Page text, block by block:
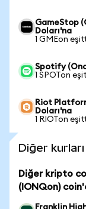
GameStop
Doları'na
1 GMEon
Spotify
1 SPOTon
Riot
Doları'na
1 RIOTon
Diğer
Diğer kripto
(IONQon)
Franklin